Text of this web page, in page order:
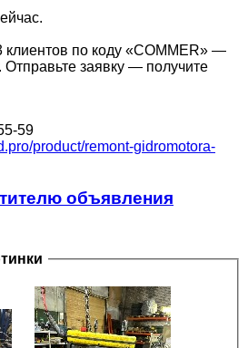
клиентов по коду «COMMER» —
Отправьте заявку — получите
59
product/remont-gidromotora-
объявления